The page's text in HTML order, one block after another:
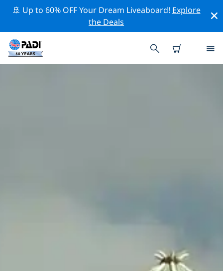
🚢 Up to 60% OFF Your Dream Liveaboard! Explore
the Deals